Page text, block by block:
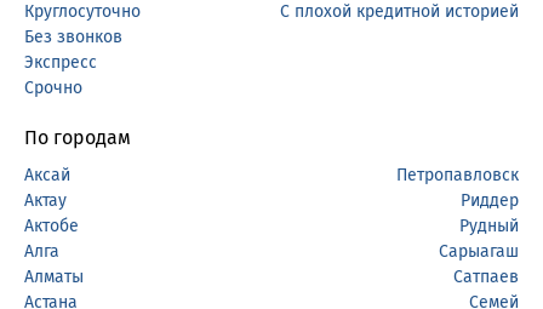
Круглосуточно
Без звонков
Экспресс
Срочно
С плохой кредитной историей
По городам
Аксай
Актау
Актобе
Алга
Алматы
Астана
Петропавловск
Риддер
Рудный
Сарыагаш
Сатпаев
Семей